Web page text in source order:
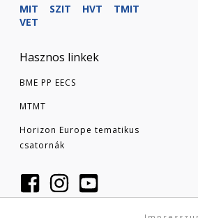
MIT
SZIT HVT
TMIT
VET
Hasznos linkek
BME PP EECS
MTMT
Horizon Europe tematikus
csatornák